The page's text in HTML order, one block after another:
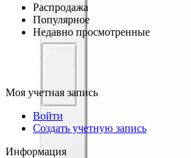
Распродажа
Популярное
Недавно просмотренные
Моя учетная запись
Войти
Создать учетную запись
Информация